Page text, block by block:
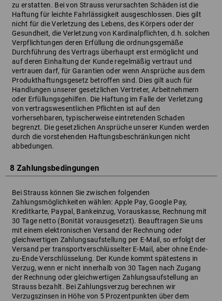
zu erstatten. Bei von Strauss verursachten Schäden ist die
Haftung für leichte Fahrlässigkeit ausgeschlossen. Dies gilt
nicht für die Verletzung des Lebens, des Körpers oder der
Gesundheit, die Verletzung von Kardinalpflichten, d.h. solchen
Verpflichtungen deren Erfüllung die ordnungsgemäße
Durchführung des Vertrags überhaupt erst ermöglicht und
auf deren Einhaltung der Kunde regelmäßig vertraut und
vertrauen darf, für Garantien oder wenn Ansprüche aus dem
Produkthaftungsgesetz betroffen sind. Dies gilt auch für
Handlungen unserer gesetzlichen Vertreter, Arbeitnehmern
oder Erfüllungsgehilfen. Die Haftung im Falle der Verletzung
von vertragswesentlichen Pflichten ist auf den
vorhersehbaren, typischerweise eintretenden Schaden
begrenzt. Die gesetzlichen Ansprüche unserer Kunden werden
durch die vorstehenden Haftungsbeschränkungen nicht
abbedungen.
8 Zahlungsbedingungen
Bei Strauss können Sie zwischen folgenden
Zahlungsmöglichkeiten wählen: Apple Pay, Google Pay,
Kreditkarte, Paypal, Bankeinzug, Vorauskasse, Rechnung mit
30 Tage netto (Bonität vorausgesetzt). Beauftragen Sie uns
mit einem elektronischen Versand der Rechnung oder
gleichwertigen Zahlungsaufstellung per E-Mail, so erfolgt der
Versand per transportverschlüsselter E-Mail, aber ohne Ende-
zu-Ende Verschlüsselung. Der Kunde kommt spätestens in
Verzug, wenn er nicht innerhalb von 30 Tagen nach Zugang
der Rechnung oder gleichwertigen Zahlungsaufstellung an
Strauss bezahlt. Bei Zahlungsverzug berechnen wir
Verzugszinsen in Höhe von 5 Prozentpunkten über dem